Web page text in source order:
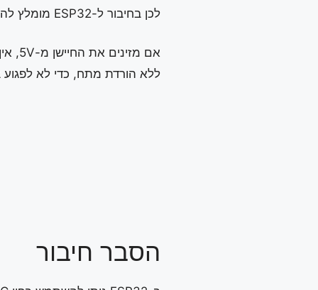
לכן בחיבור ל-ESP32 מומלץ להזין את החיישן מ-3V3, ולא מ-5V.
אם מזינים את החיישן מ-5V, אין לחבר את יציאת S ישירות לכניסת ADC של ESP32
ללא הורדת מתח, כדי לא לפגוע
הסבר חיבור